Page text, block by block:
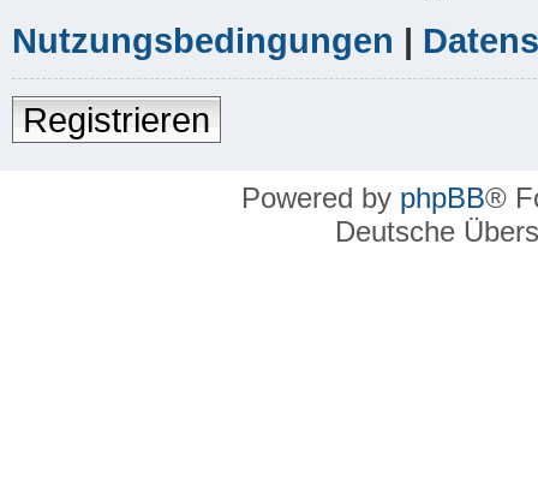
Nutzungsbedingungen |
Registrieren
Powered by phpBB®
Deutsche